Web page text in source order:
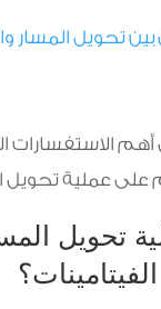
بين تحويل المسار
أهم الاستفسارات
على عملية تحويل
تحويل